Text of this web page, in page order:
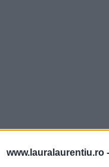
www.lauralaurentiu.ro -